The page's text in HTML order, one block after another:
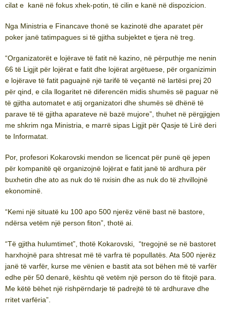
cilat e kanë në fokus xhek-potin, të cilin e kanë në dispozicion.
Nga Ministria e Financave thonë se kazinotë dhe aparatet për
poker janë tatimpagues si të gjitha subjektet e tjera në treg.
“Organizatorët e lojërave të fatit në kazino, në përputhje me nenin
66 të Ligjit për lojërat e fatit dhe lojërat argëtuese, për organizimin
e lojërave të fatit paguajnë një tarifë të veçantë në lartësi prej 20
për qind, e cila llogaritet në diferencën midis shumës së paguar në
të gjitha automatet e atij organizatori dhe shumës së dhënë të
parave të të gjitha aparateve në bazë mujore”, thuhet në përgjigjen
me shkrim nga Ministria, e marrë sipas Ligjit për Qasje të Lirë deri
te Informatat.
Por, profesori Kokarovski mendon se licencat për punë që jepen
për kompanitë që organizojnë lojërat e fatit janë të ardhura për
buxhetin dhe ato as nuk do të nxisin dhe as nuk do të zhvillojnë
ekonominë.
“Kemi një situatë ku 100 apo 500 njerëz vënë bast në bastore,
ndërsa vetëm një person fiton”, thotë ai.
“Të gjitha hulumtimet”, thotë Kokarovski, “tregojnë se në bastoret
harxhojnë para shtresat më të varfra të popullatës. Ata 500 njerëz
janë të varfër, kurse me vënien e bastit ata sot bëhen më të varfër
edhe për 50 denarë, kështu që vetëm një person do të fitojë para.
Me këtë bëhet një rishpërndarje të padrejtë të të ardhurave dhe
rritet varfëria”.